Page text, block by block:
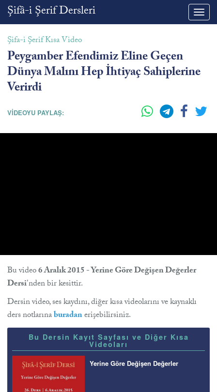
Şifâ-i Şerif Dersleri
Şifa-i Şerif Kısa Video
Peygamber Efendimiz Eline Geçen
Dünya Malını Hep İhtiyaç Sahiplerine
Verirdi
VİDEOYU PAYLAŞ:
Bu video6 Aralık 2015 - Yerine Göre Değişen Değerler
Dersi'nden bir kesittir.
Dersin video, ses kaydını, diğer kısa videolarını ve kaynaklı
ders notlarınaburadanerişebilirsiniz.
Bu Dersin Kayıt Sayfası ve Diğer Kısa
Videoları
Yerine Göre Değişen Değerler